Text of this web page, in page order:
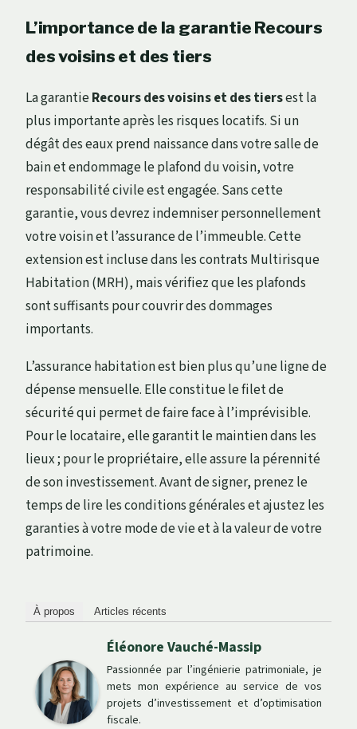
L’importance de la garantie Recours
des voisins et des tiers
La garantieRecours des voisins et des tiersest la
plus importante après les risques locatifs. Si un
dégât des eaux prend naissance dans votre salle de
bain et endommage le plafond du voisin, votre
responsabilité civile est engagée. Sans cette
garantie, vous devrez indemniser personnellement
votre voisin et l’assurance de l’immeuble. Cette
extension est incluse dans les contrats Multirisque
Habitation (MRH), mais vérifiez que les plafonds
sont suffisants pour couvrir des dommages
importants.
L’assurance habitation est bien plus qu’une ligne de
dépense mensuelle. Elle constitue le filet de
sécurité qui permet de faire face à l’imprévisible.
Pour le locataire, elle garantit le maintien dans les
lieux ; pour le propriétaire, elle assure la pérennité
de son investissement. Avant de signer, prenez le
temps de lire les conditions générales et ajustez les
garanties à votre mode de vie et à la valeur de votre
patrimoine.
À propos Articles récents
Éléonore Vauché-Massip
Passionnée par l’ingénierie patrimoniale, je
mets mon expérience au service de vos
projets d’investissement et d’optimisation
fiscale.